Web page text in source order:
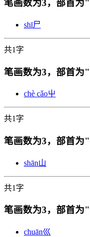
笔画数为3，部首为"
shī尸
共1字
笔画数为3，部首为"
chè cǎo屮
共1字
笔画数为3，部首为"
shān山
共1字
笔画数为3，部首为"
chuān巛